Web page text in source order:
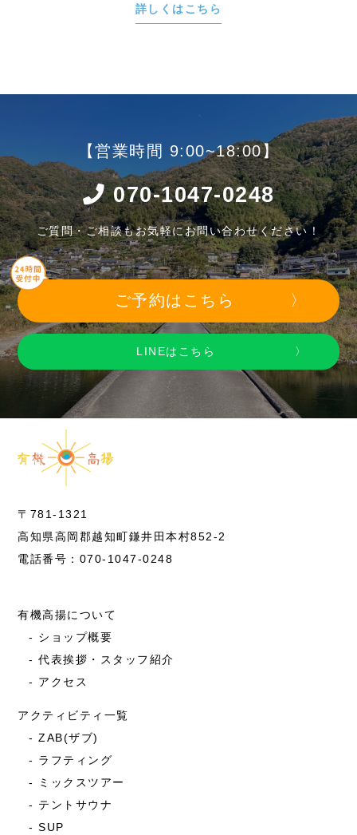
詳しくはこちら
【営業時間 9:00~18:00】
070-1047-0248
ご質問・ご相談もお気軽にお問い合わせください！
ご予約はこちら
LINEはこちら
〒781-1321
高知県高岡郡越知町鎌井田本村852-2
電話番号：070-1047-0248
有機高揚について
ショップ概要
代表挨拶・スタッフ紹介
アクセス
アクティビティ一覧
ZAB(ザブ)
ラフティング
ミックスツアー
テントサウナ
SUP